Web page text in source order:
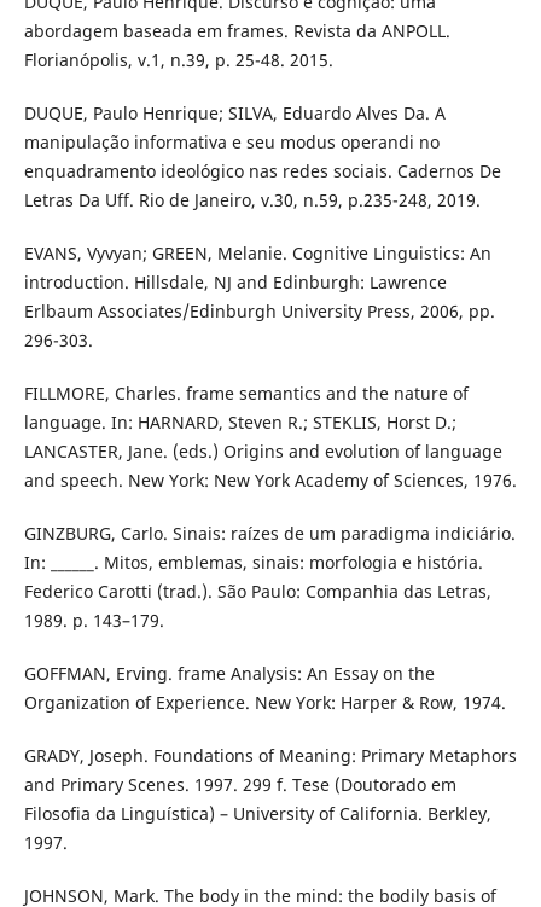
abordagem baseada em frames. Revista da ANPOLL.
Florianópolis, v.1, n.39, p. 25-48. 2015.
DUQUE, Paulo Henrique; SILVA, Eduardo Alves Da. A
manipulação informativa e seu modus operandi no
enquadramento ideológico nas redes sociais. Cadernos De
Letras Da Uff. Rio de Janeiro, v.30, n.59, p.235-248, 2019.
EVANS, Vyvyan; GREEN, Melanie. Cognitive Linguistics: An
introduction. Hillsdale, NJ and Edinburgh: Lawrence
Erlbaum Associates/Edinburgh University Press, 2006, pp.
296-303.
FILLMORE, Charles. frame semantics and the nature of
language. In: HARNARD, Steven R.; STEKLIS, Horst D.;
LANCASTER, Jane. (eds.) Origins and evolution of language
and speech. New York: New York Academy of Sciences, 1976.
GINZBURG, Carlo. Sinais: raízes de um paradigma indiciário.
In: ______. Mitos, emblemas, sinais: morfologia e história.
Federico Carotti (trad.). São Paulo: Companhia das Letras,
1989. p. 143–179.
GOFFMAN, Erving. frame Analysis: An Essay on the
Organization of Experience. New York: Harper & Row, 1974.
GRADY, Joseph. Foundations of Meaning: Primary Metaphors
and Primary Scenes. 1997. 299 f. Tese (Doutorado em
Filosofia da Linguística) – University of California. Berkley,
1997.
JOHNSON, Mark. The body in the mind: the bodily basis of